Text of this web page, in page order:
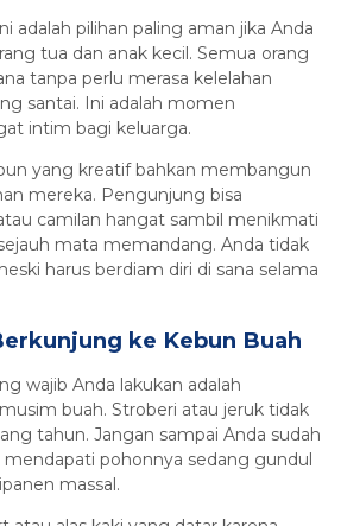
adalah pilihan paling aman jika Anda
tua dan anak kecil. Semua orang
tanpa perlu merasa kelelahan
santai. Ini adalah momen
intim bagi keluarga.
yang kreatif bahkan membangun
mereka. Pengunjung bisa
camilan hangat sambil menikmati
mata memandang. Anda tidak
harus berdiam diri di sana selama
ke Kebun Buah
wajib Anda lakukan adalah
buah. Stroberi atau jeruk tidak
tahun. Jangan sampai Anda sudah
pohonnya sedang gundul
massal.